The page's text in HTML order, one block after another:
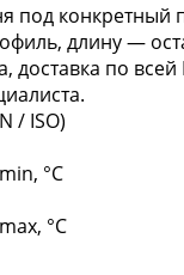
под конкретный
длину —
доставка по
/ ISO)
°C
°C